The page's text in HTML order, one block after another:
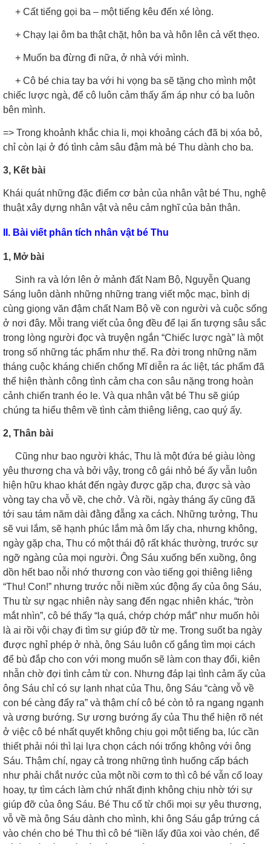
+ Cất tiếng gọi ba – một tiếng kêu đến xé lòng.
+ Chạy lại ôm ba thật chặt, hôn ba và hôn lên cả vết thẹo.
+ Muốn ba đừng đi nữa, ở nhà với mình.
+ Cô bé chia tay ba với hi vọng ba sẽ tặng cho mình một
chiếc lược ngà, để cô luôn cảm thấy ấm áp như có ba luôn
bên mình.
=> Trong khoảnh khắc chia li, mọi khoảng cách đã bị xóa bỏ,
chỉ còn lại ở đó tình cảm sâu đậm mà bé Thu dành cho ba.
3, Kết bài
Khái quát những đặc điểm cơ bản của nhân vật bé Thu, nghệ
thuật xây dựng nhân vật và nêu cảm nghĩ của bản thân.
II. Bài viết phân tích nhân vật bé Thu
1, Mở bài
Sinh ra và lớn lên ở mảnh đất Nam Bộ, Nguyễn Quang
Sáng luôn dành những những trang viết mộc mạc, bình dị
cùng giọng văn đậm chất Nam Bộ về con người và cuộc sống
ở nơi đây. Mỗi trang viết của ông đều để lại ấn tượng sâu sắc
trong lòng người đọc và truyện ngắn “Chiếc lược ngà” là một
trong số những tác phẩm như thế. Ra đời trong những năm
tháng cuộc kháng chiến chống Mĩ diễn ra ác liệt, tác phẩm đã
thể hiện thành công tình cảm cha con sâu nặng trong hoàn
cảnh chiến tranh éo le. Và qua nhân vật bé Thu sẽ giúp
chúng ta hiểu thêm về tình cảm thiêng liêng, cao quý ấy.
2, Thân bài
Cũng như bao người khác, Thu là một đứa bé giàu lòng
yêu thương cha và bởi vậy, trong cô gái nhỏ bé ấy vẫn luôn
hiện hữu khao khát đến ngày được gặp cha, được sà vào
vòng tay cha vỗ về, che chở. Và rồi, ngày tháng ấy cũng đã
tới sau tám năm dài đằng đẵng xa cách. Những tưởng, Thu
sẽ vui lắm, sẽ hạnh phúc lắm mà ôm lấy cha, nhưng không,
ngày gặp cha, Thu có một thái độ rất khác thường, trước sự
ngỡ ngàng của mọi người. Ông Sáu xuống bến xuồng, ông
dồn hết bao nỗi nhớ thương con vào tiếng gọi thiêng liêng
“Thu! Con!” nhưng trước nỗi niềm xúc động ấy của ông Sáu,
Thu từ sự ngạc nhiên này sang đến ngạc nhiên khác, “tròn
mắt nhìn”, cô bé thấy “lạ quá, chớp chớp mắt” như muốn hỏi
là ai rồi vội chạy đi tìm sự giúp đỡ từ mẹ. Trong suốt ba ngày
được nghỉ phép ở nhà, ông Sáu luôn cố gắng tìm mọi cách
để bù đắp cho con với mong muốn sẽ làm con thay đổi, kiên
nhẫn chờ đợi tình cảm từ con. Nhưng đáp lại tình cảm ấy của
ông Sáu chỉ có sự lạnh nhạt của Thu, ông Sáu “càng vỗ về
con bé càng đẩy ra” và thậm chí cô bé còn tỏ ra ngang ngạnh
và ương bướng. Sự ương bướng ấy của Thu thể hiện rõ nét
ở việc cô bé nhất quyết không chịu gọi một tiếng ba, lúc cần
thiết phải nói thì lại lựa chọn cách nói trống không với ông
Sáu. Thậm chí, ngay cả trong những tình huống cấp bách
như phải chắt nước của một nồi cơm to thì cô bé vẫn cố loay
hoay, tự tìm cách làm chứ nhất định không chịu nhờ tới sự
giúp đỡ của ông Sáu. Bé Thu cố từ chối mọi sự yêu thương,
vỗ về mà ông Sáu dành cho mình, khi ông Sáu gắp trứng cá
vào chén cho bé Thu thì cô bé “liền lấy đũa xoi vào chén, để